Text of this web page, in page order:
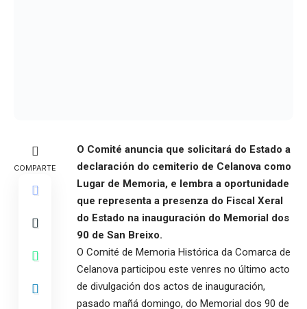
COMPARTE
O Comité anuncia que solicitará do Estado a
declaración do cemiterio de Celanova como
Lugar de Memoria, e lembra a oportunidade
que representa a presenza do Fiscal Xeral
do Estado na inauguración do Memorial dos
90 de San Breixo.
O Comité de Memoria Histórica da Comarca de
Celanova participou este venres no último acto
de divulgación dos actos de inauguración,
pasado mañá domingo, do Memorial dos 90 de